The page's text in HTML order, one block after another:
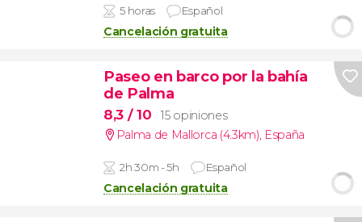
5 horas Español
Cancelación gratuita
Paseo en barco por la bahía
de Palma
8,3 / 10
15 opiniones
Palma de Mallorca (4.3km), España
2h 30m - 5h Español
Cancelación gratuita